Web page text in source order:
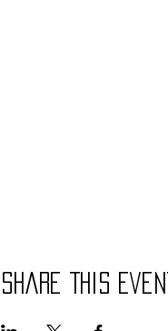
Share This Event